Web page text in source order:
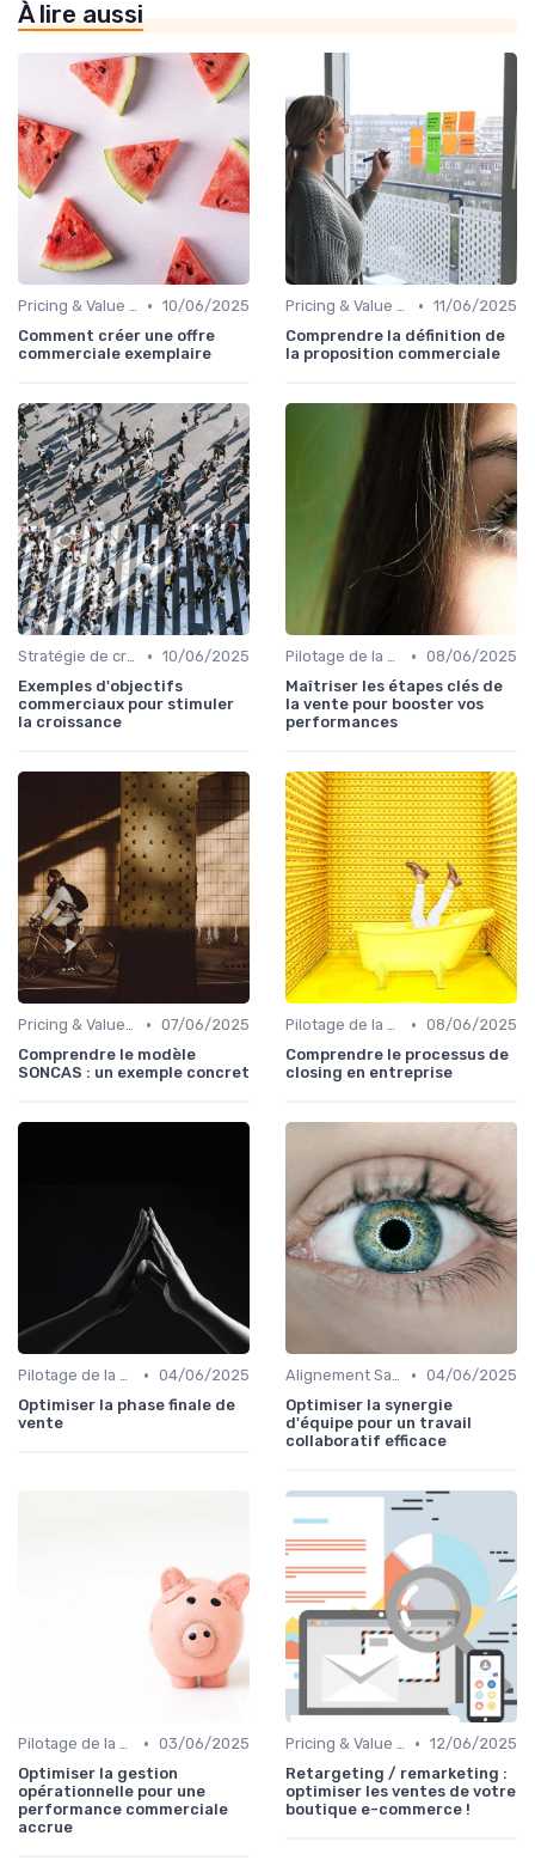
À lire aussi
Pricing & Value Proposition • 10/06/2025
Comment créer une offre
commerciale exemplaire
Pricing & Value Proposition • 11/06/2025
Comprendre la définition de
la proposition commerciale
Stratégie de croissance B2B • 10/06/2025
Exemples d'objectifs
commerciaux pour stimuler
la croissance
Pilotage de la performance commerciale • 08/06/2025
Maîtriser les étapes clés de
la vente pour booster vos
performances
Pricing & Value Proposition • 07/06/2025
Comprendre le modèle
SONCAS : un exemple concret
Pilotage de la performance commerciale • 08/06/2025
Comprendre le processus de
closing en entreprise
Pilotage de la performance commerciale • 04/06/2025
Optimiser la phase finale de
vente
Alignement Sales & Marketing • 04/06/2025
Optimiser la synergie
d'équipe pour un travail
collaboratif efficace
Pilotage de la performance commerciale • 03/06/2025
Optimiser la gestion
opérationnelle pour une
performance commerciale
accrue
Pricing & Value Proposition • 12/06/2025
Retargeting / remarketing :
optimiser les ventes de votre
boutique e-commerce !